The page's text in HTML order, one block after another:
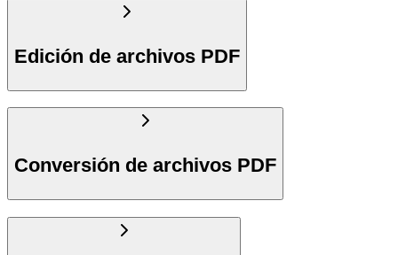
Edición de archivos PDF
Conversión de archivos PDF